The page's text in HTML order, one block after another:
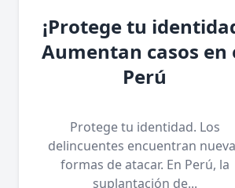
¡Protege tu
Aumentan casos en
Perú
Protege tu identidad. Los
delincuentes encuentran
formas de atacar. En Perú, la
suplantación de...